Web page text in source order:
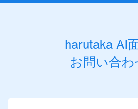
harutaka AI
お問い合わ